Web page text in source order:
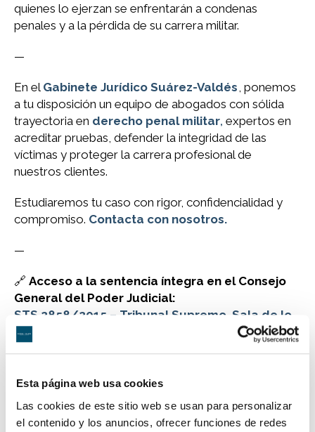
Esta página web usa cookies
Las cookies de este sitio web se usan para personalizar
el contenido y los anuncios, ofrecer funciones de redes
quienes lo ejerzan se enfrentarán a condenas
penales y a la pérdida de su carrera militar.
—
En el Gabinete Jurídico Suárez-Valdés , ponemos
a tu disposición un equipo de abogados con sólida
trayectoria en derecho penal militar, expertos en
acreditar pruebas, defender la integridad de las
víctimas y proteger la carrera profesional de
nuestros clientes.
Estudiaremos tu caso con rigor, confidencialidad y
compromiso. Contacta con nosotros.
—
🔗 Acceso a la sentencia íntegra en el Consejo
General del Poder Judicial:
STS 2858/2015 – Tribunal Supremo, Sala de lo
Militar
Compartir en: